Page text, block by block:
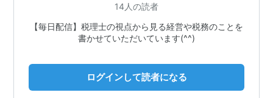
14人の読者
【毎日配信】税理士の視点から見る経営や税務のことを
書かせていただいています(^^)
ログインして読者になる